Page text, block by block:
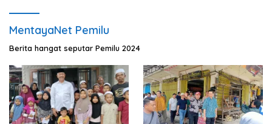
MentayaNet Pemilu
Berita hangat seputar Pemilu 2024